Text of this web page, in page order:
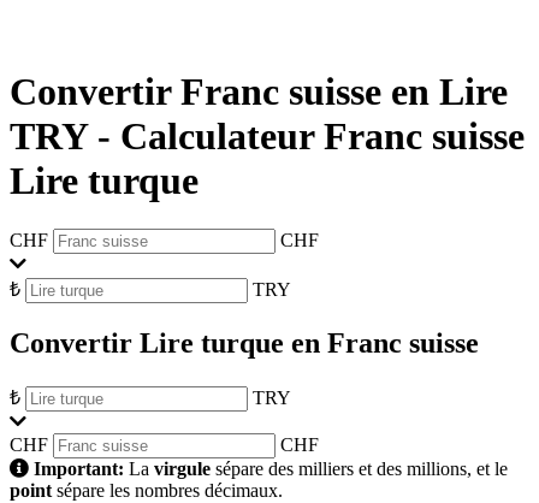
Convertir Franc suisse en Lire
TRY- Calculateur Franc suisse
Lire turque
CHF CHF
₺ TRY
Convertir Lire turque en Franc suisse
₺ TRY
CHF
CHF
Important: La virgule sépare des milliers et des millions, et le
point sépare les nombres décimaux.